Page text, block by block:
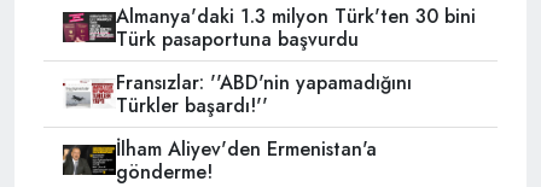
Almanya'daki 1.3 milyon Türk'ten 30 bini
Türk pasaportuna başvurdu
Fransızlar: ''ABD'nin yapamadığını
Türkler başardı!''
İlham Aliyev'den Ermenistan'a
gönderme!